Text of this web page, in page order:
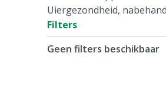
Uiergezondheid,
Filters
Geen filters beschikbaar